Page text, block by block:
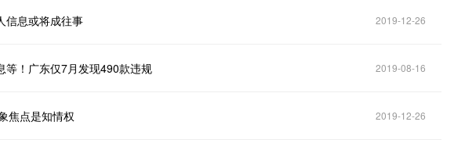
信息或将成往事 2019-12-26
等！广东仅7月发现490款违规 2019-08-16
焦点是知情权 2019-12-26